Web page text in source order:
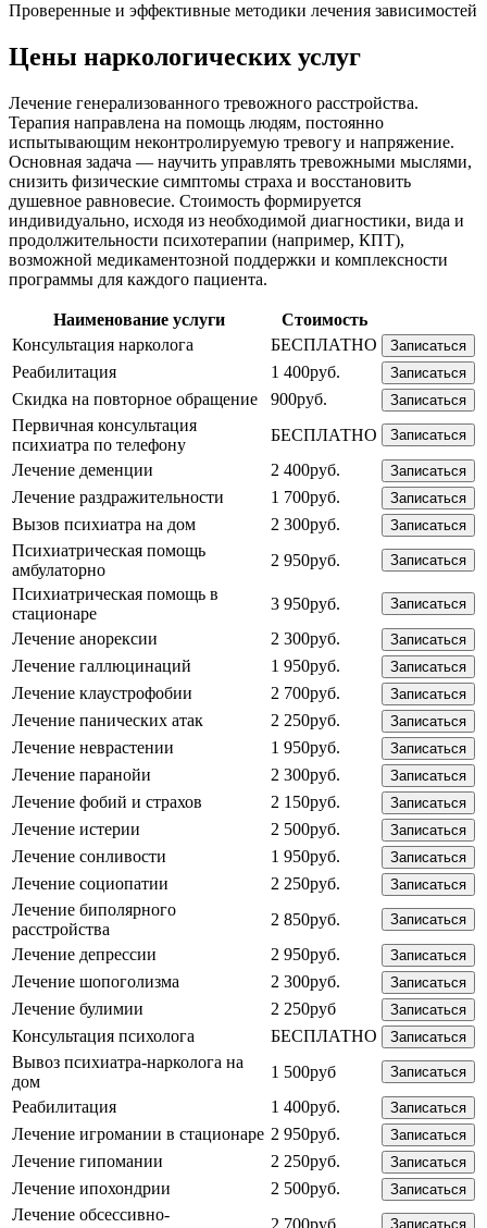
Проверенные и эффективные методики лечения зависимостей
Цены наркологических услуг
Лечение генерализованного тревожного расстройства.
Терапия направлена на помощь людям, постоянно
испытывающим неконтролируемую тревогу и напряжение.
Основная задача — научить управлять тревожными мыслями,
снизить физические симптомы страха и восстановить
душевное равновесие. Стоимость формируется
индивидуально, исходя из необходимой диагностики, вида и
продолжительности психотерапии (например, КПТ),
возможной медикаментозной поддержки и комплексности
программы для каждого пациента.
Наименование услуги
Стоимость
Консультация нарколога
БЕСПЛАТНО Записаться
Реабилитация 1 400руб. Записаться
Скидка на повторное обращение 900руб. Записаться
Первичная консультация
психиатра по телефону
БЕСПЛАТНО Записаться
Лечение деменции 2 400руб. Записаться
Лечение раздражительности 1 700руб. Записаться
Вызов психиатра на дом 2 300руб. Записаться
Психиатрическая помощь
амбулаторно
2 950руб. Записаться
Психиатрическая помощь в
стационаре
3 950руб. Записаться
Лечение анорексии 2 300руб. Записаться
Лечение галлюцинаций 1 950руб. Записаться
Лечение клаустрофобии 2 700руб. Записаться
Лечение панических атак 2 250руб. Записаться
Лечение неврастении 1 950руб. Записаться
Лечение паранойи 2 300руб. Записаться
Лечение фобий и страхов 2 150руб. Записаться
Лечение истерии 2 500руб. Записаться
Лечение сонливости 1 950руб. Записаться
Лечение социопатии 2 250руб. Записаться
Лечение биполярного
расстройства
2 850руб. Записаться
Лечение депрессии 2 950руб. Записаться
Лечение шопоголизма 2 300руб. Записаться
Лечение булимии 2 250руб Записаться
Консультация психолога БЕСПЛАТНО Записаться
Вывоз психиатра-нарколога на
дом
1 500руб Записаться
Реабилитация 1 400руб. Записаться
Лечение игромании в стационаре 2 950руб. Записаться
Лечение гипомании 2 250руб. Записаться
Лечение ипохондрии 2 500руб. Записаться
Лечение обсессивно-
2 700руб. Записаться